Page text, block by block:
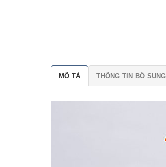
MÔ TẢ THÔNG TIN BỔ SUNG